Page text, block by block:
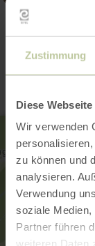
Zustimmung
Diese
Wir verwenden
zu können und
analysieren.
Verwendung
soziale Medien,
Partner führen
weiteren Daten